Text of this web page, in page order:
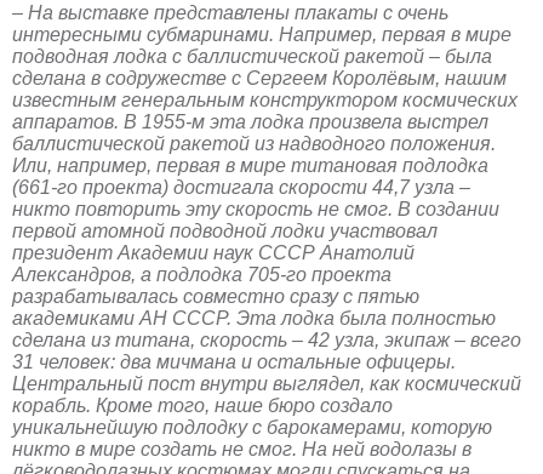
– На выставке представлены плакаты с очень
интересными субмаринами. Например, первая в мире
подводная лодка с баллистической ракетой – была
сделана в содружестве с Сергеем Королёвым, нашим
известным генеральным конструктором космических
аппаратов. В 1955-м эта лодка произвела выстрел
баллистической ракетой из надводного положения.
Или, например, первая в мире титановая подлодка
(661-го проекта) достигала скорости 44,7 узла –
никто повторить эту скорость не смог. В создании
первой атомной подводной лодки участвовал
президент Академии наук СССР Анатолий
Александров, а подлодка 705-го проекта
разрабатывалась совместно сразу с пятью
академиками АН СССР. Эта лодка была полностью
сделана из титана, скорость – 42 узла, экипаж – всего
31 человек: два мичмана и остальные офицеры.
Центральный пост внутри выглядел, как космический
корабль. Кроме того, наше бюро создало
уникальнейшую подлодку с барокамерами, которую
никто в мире создать не смог. На ней водолазы в